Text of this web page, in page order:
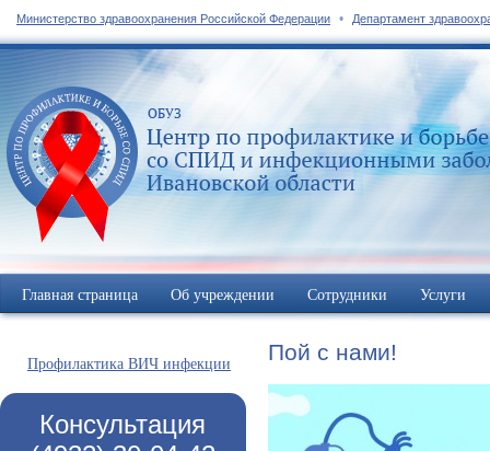
Министерство здравоохранения Российской Федерации • Департамент
Главная страница Об учреждении Сотрудники Услуги
Профилактика ВИЧ инфекции
Консультация
Пой с нами!